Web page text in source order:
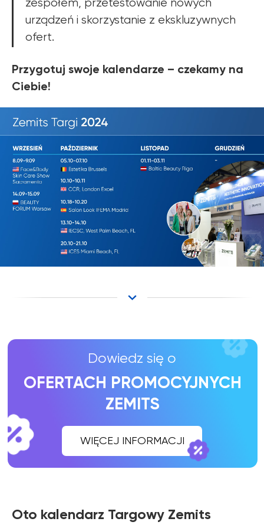
urządzeń i skorzystanie z ekskluzywnych
ofert.
Przygotuj swoje kalendarze – czekamy na
Ciebie!
WIĘCEJ INFORMACJI
Dowiedz się o
OFERTACH PROMOCYJNYCH
Oto kalendarz Targowy Zemits